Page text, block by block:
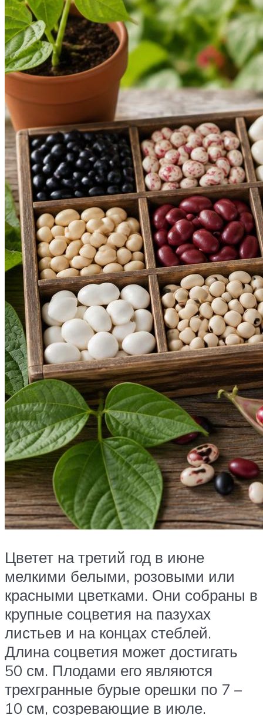
Цветет на третий год в июне
мелкими белыми, розовыми или
красными цветками. Они собраны в
крупные соцветия на пазухах
листьев и на концах стеблей.
Длина соцветия может достигать
50 см. Плодами его являются
трехгранные бурые орешки по 7 –
10 см, созревающие в июле.